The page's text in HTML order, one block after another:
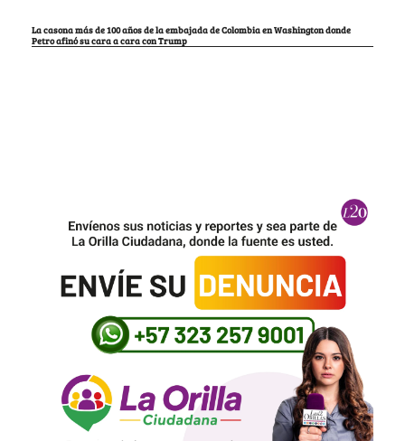
La casona más de 100 años de la embajada de Colombia en Washington donde
Petro afinó su cara a cara con Trump